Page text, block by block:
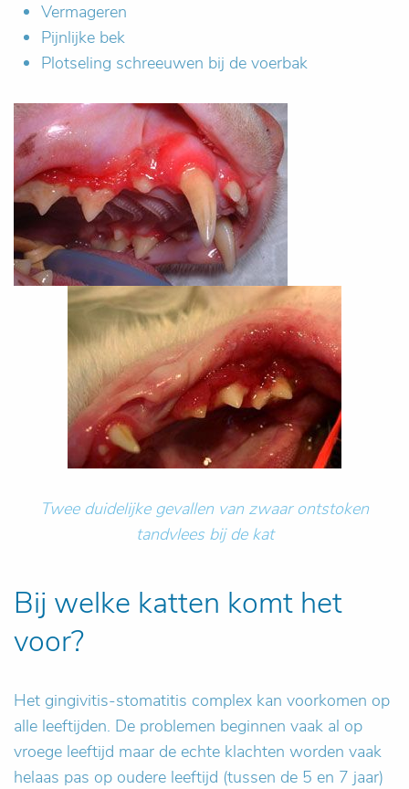
Vermageren
Pijnlijke bek
Plotseling schreeuwen bij de voerbak
Twee duidelijke gevallen van zwaar ontstoken
tandvlees bij de kat
Bij welke katten komt het
voor?
Het gingivitis-stomatitis complex kan voorkomen op
alle leeftijden. De problemen beginnen vaak al op
vroege leeftijd maar de echte klachten worden vaak
helaas pas op oudere leeftijd (tussen de 5 en 7 jaar)